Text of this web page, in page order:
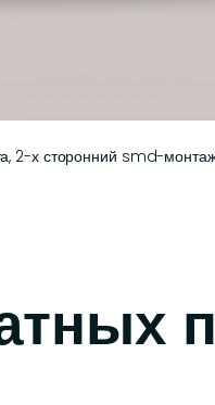
х сторонний smd-